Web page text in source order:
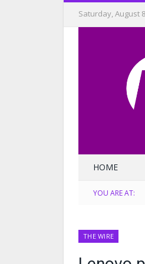
Saturday, August 8
HOME
YOU ARE AT:
THE WIRE